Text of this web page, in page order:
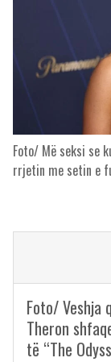
Foto/ Më seksi se
rrjetin me setin e
Foto/ Veshja
Theron
të “The